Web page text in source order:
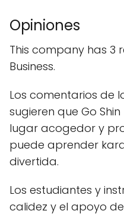
Opiniones
This company has 3
Business.
Los comentarios de
sugieren que Go
lugar acogedor y
puede aprender
divertida.
Los estudiantes y
calidez y el apoyo